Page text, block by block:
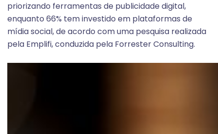
priorizando ferramentas de publicidade digital,
enquanto 66% tem investido em plataformas de
mídia social, de acordo com uma pesquisa realizada
pela Emplifi, conduzida pela Forrester Consulting.